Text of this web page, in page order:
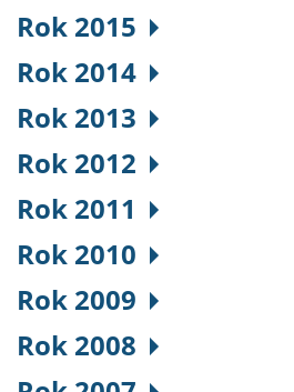
Rok 2015
Rok 2014
Rok 2013
Rok 2012
Rok 2011
Rok 2010
Rok 2009
Rok 2008